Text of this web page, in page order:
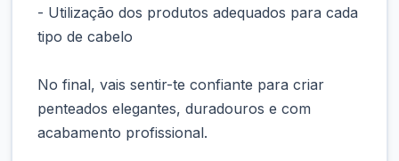
- Utilização dos produtos adequados para cada
tipo de cabelo
No final, vais sentir-te confiante para criar
penteados elegantes, duradouros e com
acabamento profissional.